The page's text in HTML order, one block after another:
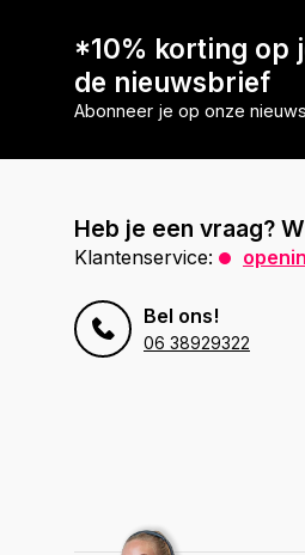
*10% korting op
de nieuwsbrief
Abonneer je op onze
Heb je een vraag?
Klantenservice:
Bel ons!
06 38929322